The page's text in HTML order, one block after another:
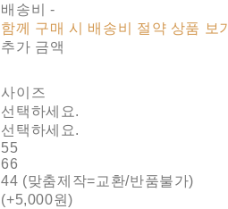
배송비 -
함께 구매 시 배송비 절약 상품 보기
추가 금액
사이즈
선택하세요.
선택하세요.
55
66
44 (맞춤제작=교환/반품불가)
(+5,000원)